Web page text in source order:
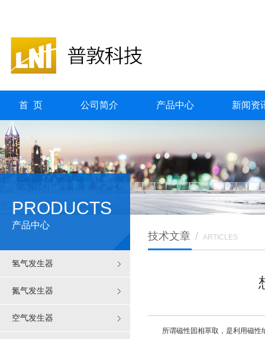
首 页 公司简介 产品中心 新闻资
PRODUCTS
产品中心
氢气发生器
氮气发生器
空气发生器
技术文章 / ARTICLES
所谓磁性固相萃取，是利用磁性纳